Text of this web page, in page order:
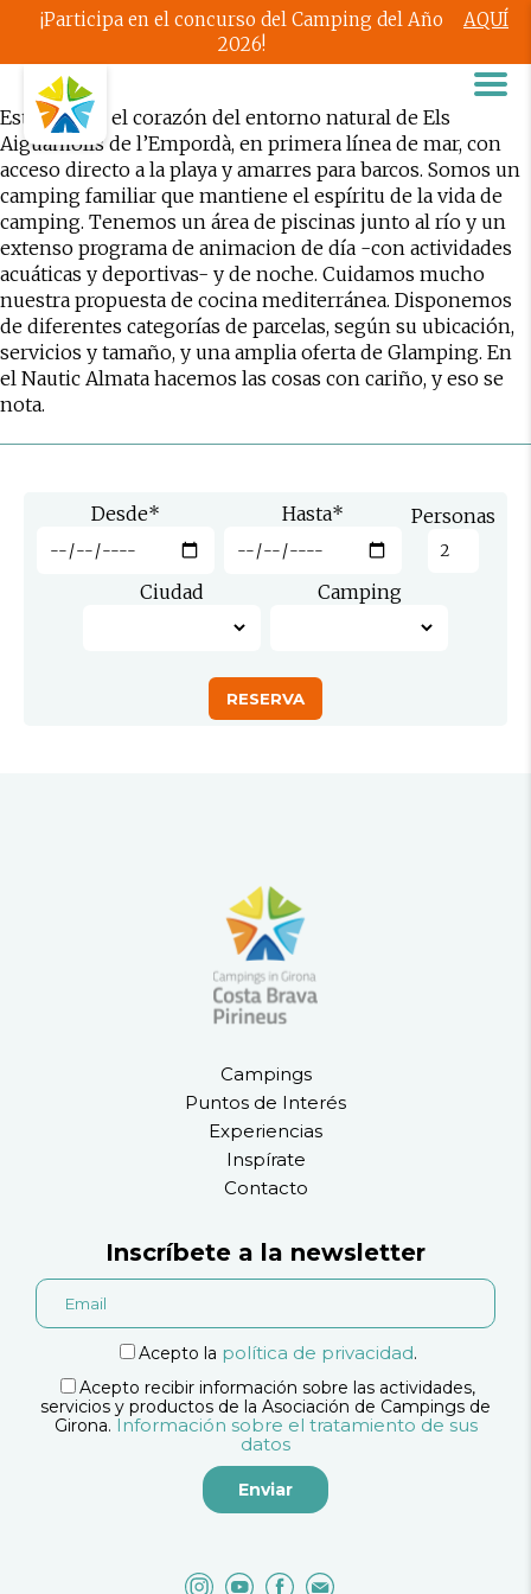
¡Participa en el concurso del Camping del Año
2026!
AQUÍ
Estamos en el corazón del entorno natural de Els
Aiguamolls de l’Empordà, en primera línea de mar, con
acceso directo a la playa y amarres para barcos. Somos un
camping familiar que mantiene el espíritu de la vida de
camping. Tenemos un área de piscinas junto al río y un
extenso programa de animacion de día -con actividades
acuáticas y deportivas- y de noche. Cuidamos mucho
nuestra propuesta de cocina mediterránea. Disponemos
de diferentes categorías de parcelas, según su ubicación,
servicios y tamaño, y una amplia oferta de Glamping. En
el Nautic Almata hacemos las cosas con cariño, y eso se
nota.
Desde* Hasta* Personas
Ciudad Camping
Campings
Puntos de Interés
Experiencias
Inspírate
Contacto
Inscríbete a la newsletter
Acepto la política de privacidad.
Acepto recibir información sobre las actividades,
servicios y productos de la Asociación de Campings de
Girona. Información sobre el tratamiento de sus
datos